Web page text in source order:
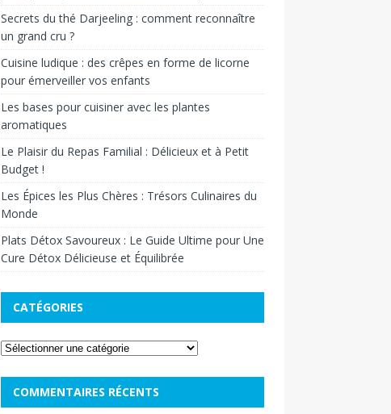
Secrets du thé Darjeeling : comment reconnaître
un grand cru ?
Cuisine ludique : des crêpes en forme de licorne
pour émerveiller vos enfants
Les bases pour cuisiner avec les plantes
aromatiques
Le Plaisir du Repas Familial : Délicieux et à Petit
Budget !
Les Épices les Plus Chères : Trésors Culinaires du
Monde
Plats Détox Savoureux : Le Guide Ultime pour Une
Cure Détox Délicieuse et Équilibrée
CATÉGORIES
COMMENTAIRES RÉCENTS